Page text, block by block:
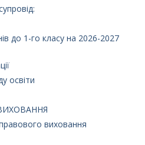
до 1-го класу на 2026-2027
освіти
виховання